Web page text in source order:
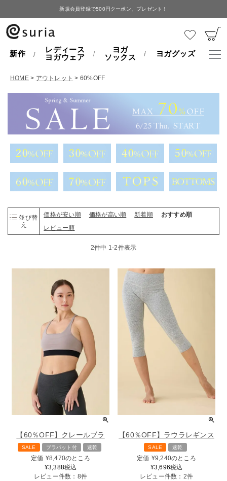
新規会員登録で500円クーポン、プレゼント！
新作
レディース
ヨガウェア
ヨガ
ソックス
ヨガグッズ
HOME アウトレット 60%OFF
並び替
え
価格が安い順 価格が高い順 新着順
おすすめ順
レビュー順
2件中 1 -2件表示
【60％OFF】クレールブラ
SALE ブラパット付 速乾
定価 ¥8,470のところ
¥3,388税込
レビュー件数：8件
【60％OFF】ラウラレギンス
SALE 速乾
定価 ¥9,240のところ
¥3,696税込
レビュー件数：2件